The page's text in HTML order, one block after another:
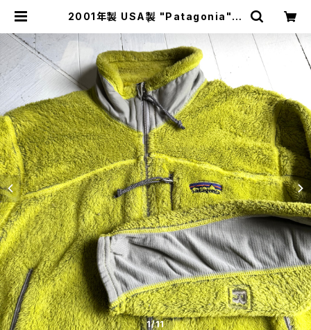
2001年製 USA製 "Patagonia" R
1/11